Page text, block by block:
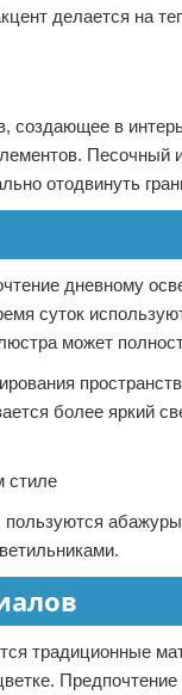
делается на
создающее в
отодвинуть
дневному
суток
может
более яркий
пользуются
традиционные